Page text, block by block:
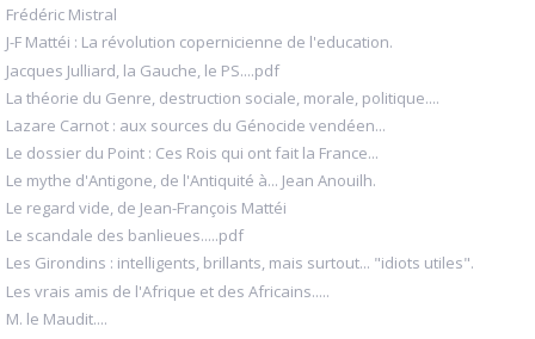
Frédéric Mistral
J-F Mattéi : La révolution copernicienne de l'education.
Jacques Julliard, la Gauche, le PS....pdf
La théorie du Genre, destruction sociale, morale, politique....
Lazare Carnot : aux sources du Génocide vendéen...
Le dossier du Point : Ces Rois qui ont fait la France...
Le mythe d'Antigone, de l'Antiquité à... Jean Anouilh.
Le regard vide, de Jean-François Mattéi
Le scandale des banlieues.....pdf
Les Girondins : intelligents, brillants, mais surtout... "idiots utiles".
Les vrais amis de l'Afrique et des Africains.....
M. le Maudit....